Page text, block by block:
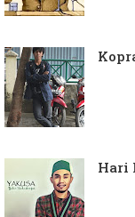
Hari